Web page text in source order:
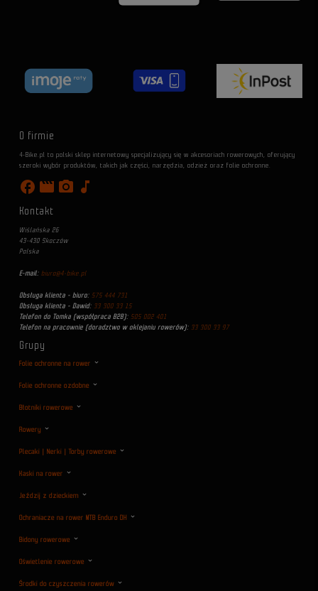
O firmie
4-Bike.pl to polski sklep internetowy specjalizujący się w akcesoriach rowerowych, oferujący
szeroki wybór produktów, takich jak części, narzędzia, odzież oraz folie ochronne.
facebook movie photo_camera music_note
Kontakt
Wiślańska 26
43-430 Skoczów
Polska
E-mail: biuro@4-bike.pl
Obsługa klienta - biuro: 575 444 731
Obsługa klienta - Dawid: 33 300 33 15
Telefon do Tomka (współpraca B2B): 505 002 401
Telefon na pracownie (doradztwo w oklejaniu rowerów): 33 300 33 97
Grupy
Folie ochronne na rower
Folie ochronne ozdobne
Błotniki rowerowe
Rowery
Plecaki | Nerki | Torby rowerowe
Kaski na rower
Jeździj z dzieckiem
Ochraniacze na rower MTB Enduro DH
Bidony rowerowe
Oświetlenie rowerowe
Środki do czyszczenia rowerów